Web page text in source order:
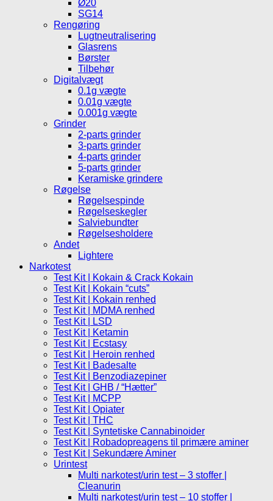
Ø20
SG14
Rengøring
Lugtneutralisering
Glasrens
Børster
Tilbehør
Digitalvægt
0.1g vægte
0.01g vægte
0.001g vægte
Grinder
2-parts grinder
3-parts grinder
4-parts grinder
5-parts grinder
Keramiske grindere
Røgelse
Røgelsespinde
Røgelseskegler
Salviebundter
Røgelsesholdere
Andet
Lightere
Narkotest
Test Kit | Kokain & Crack Kokain
Test Kit | Kokain “cuts”
Test Kit | Kokain renhed
Test Kit | MDMA renhed
Test Kit | LSD
Test Kit | Ketamin
Test Kit | Ecstasy
Test Kit | Heroin renhed
Test Kit | Badesalte
Test Kit | Benzodiazepiner
Test Kit | GHB / “Hætter”
Test Kit | MCPP
Test Kit | Opiater
Test Kit | THC
Test Kit | Syntetiske Cannabinoider
Test Kit | Robadopreagens til primære aminer
Test Kit | Sekundære Aminer
Urintest
Multi narkotest/urin test – 3 stoffer |
Cleanurin
Multi narkotest/urin test – 10 stoffer |